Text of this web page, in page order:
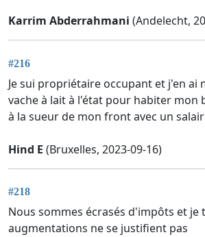
Karrim Abderrahmani (Andelecht,
#216
Je sui propriétaire occupant et j'en ai
vache à lait à l'état pour habiter mon
à la sueur de mon front avec un
Hind E (Bruxelles, 2023-09-16)
#218
Nous sommes écrasés d'impôts et je
augmentations ne se justifient pas